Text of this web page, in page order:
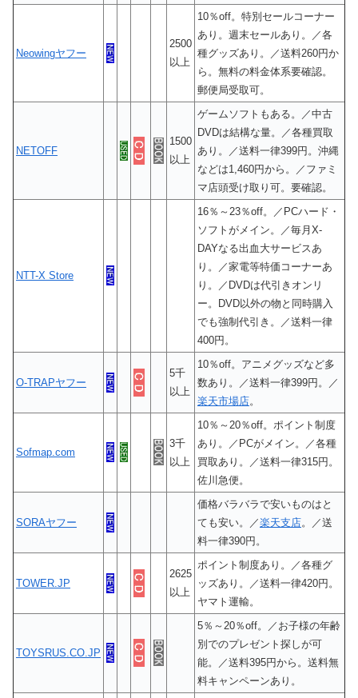
Neowingヤフー
2500
以上
10％off。特別セールコーナー
あり。週末セールあり。／各
種グッズあり。／送料260円か
ら。無料の料金体系要確認。
郵便局受取可。
NETOFF
1500
以上
ゲームソフトもある。／中古
DVDは結構な量。／各種買取
あり。／送料一律399円。沖縄
などは1,460円から。／ファミ
マ店頭受け取り可。要確認。
NTT-X Store
16％～23％off。／PCハード・
ソフトがメイン。／毎月X-
DAYなる出血大サービスあ
り。／家電等特価コーナーあ
り。／DVDは代引きオンリ
ー。DVD以外の物と同時購入
でも強制代引き。／送料一律
400円。
O-TRAPヤフー
5千
以上
10％off。アニメグッズなど多
数あり。／送料一律399円。／
楽天市場店。
Sofmap.com
3千
以上
10％～20％off。ポイント制度
あり。／PCがメイン。／各種
買取あり。／送料一律315円。
佐川急便。
SORAヤフー
価格バラバラで安いものはと
ても安い。／楽天支店。／送
料一律390円。
TOWER.JP
2625
以上
ポイント制度あり。／各種グ
ッズあり。／送料一律420円。
ヤマト運輸。
TOYSRUS.CO.JP
5％～20％off。／お子様の年齢
別でのプレゼント探しが可
能。／送料395円から。送料無
料キャンペーンあり。